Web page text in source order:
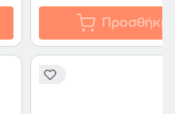
Προσθήκη